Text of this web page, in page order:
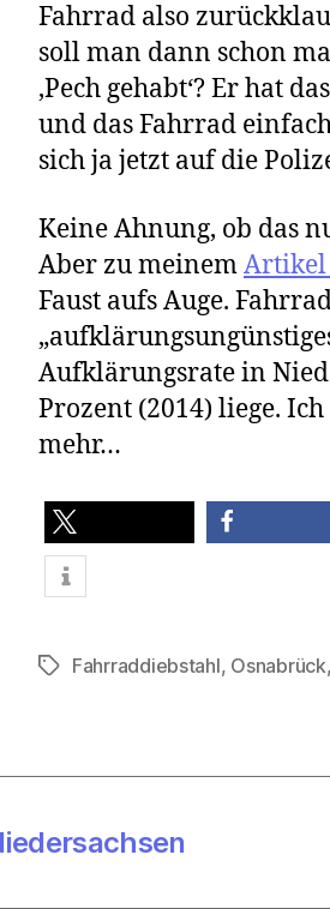
Fahrrad also
soll man dann schon
‚Pech gehabt‘? Er hat
und das Fahrrad
sich ja jetzt auf die
Keine Ahnung, ob das
Aber zu meinemArtikel
Faust aufs Auge.
Aufklärungsrate in
Prozent (2014) liege.
mehr…
teilen
Schlagwörter
Fahrraddiebstahl, Osnabrück,